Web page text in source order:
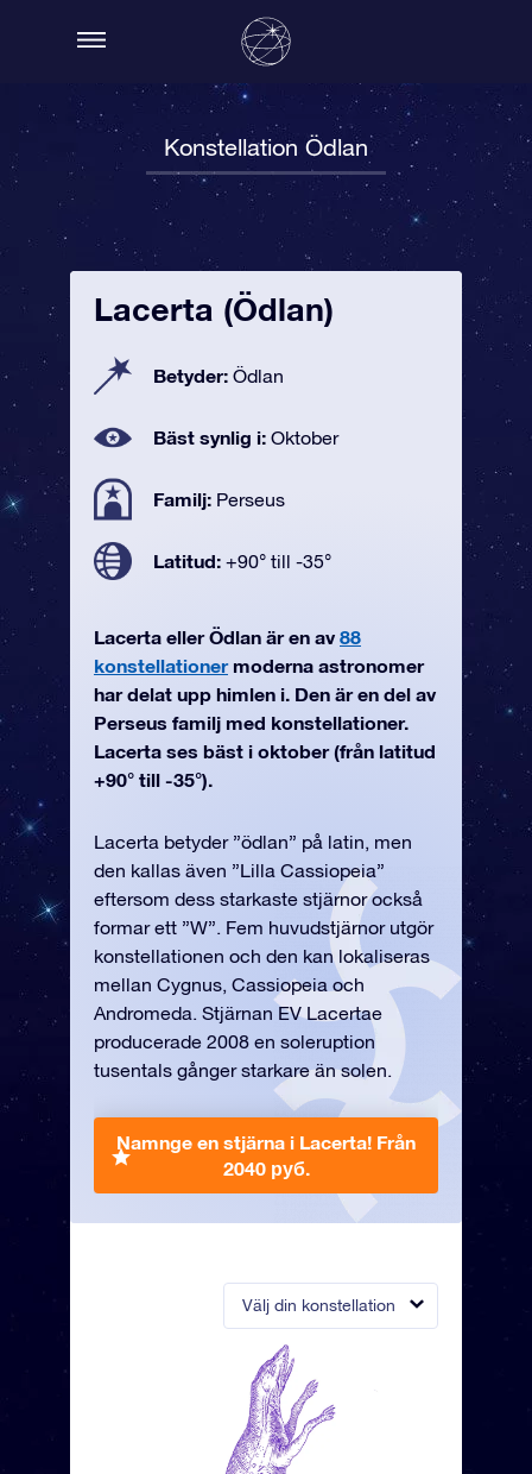
Konstellation Ödlan
Välj din konstellation
Lacerta (Ödlan)
Betyder: Ödlan
Bäst synlig i: Oktober
Familj: Perseus
Latitud: +90° till -35°
Lacerta eller Ödlan är en av 88
konstellationermoderna astronomer
har delat upp himlen i. Den är en del av
Perseus familj med konstellationer.
Lacerta ses bäst i oktober (från latitud
+90° till -35°).
Lacerta betyder ”ödlan” på latin, men
den kallas även ”Lilla Cassiopeia”
eftersom dess starkaste stjärnor också
formar ett ”W”. Fem huvudstjärnor utgör
konstellationen och den kan lokaliseras
mellan Cygnus, Cassiopeia och
Andromeda. Stjärnan EV Lacertae
producerade 2008 en soleruption
tusentals gånger starkare än solen.
Namnge en stjärna i Lacerta! Från
2040 руб.